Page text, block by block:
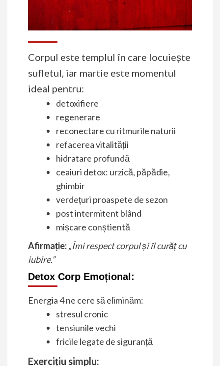
Corpul este templul în care locuiește
sufletul, iar martie este momentul
ideal pentru:
detoxifiere
regenerare
reconectare cu ritmurile naturii
refacerea vitalității
hidratare profundă
ceaiuri detox: urzică, păpădie,
ghimbir
verdețuri proaspete de sezon
post intermitent blând
mișcare conștientă
Afirmație:„Îmi respect corpul și îl curăț cu
iubire.”
Detox Corp Emoțional:
Energia 4 ne cere să eliminăm:
stresul cronic
tensiunile vechi
fricile legate de siguranță
Exercițiu simplu: